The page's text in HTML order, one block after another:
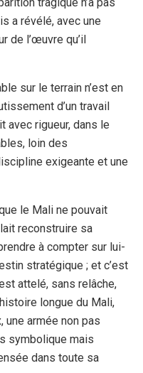
a révélé, avec une
de l’œuvre qu’il
sur le terrain n’est en
d’un travail
avec rigueur, dans le
loin des
exigeante et une
le Mali ne pouvait
reconstruire sa
à compter sur lui-
stratégique ; et c’est
attelé, sans relâche,
longue du Mali,
armée non pas
symbolique mais
dans toute sa